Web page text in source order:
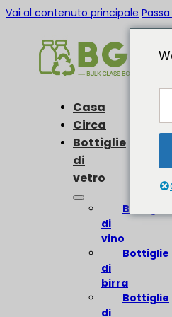
Vai al contenuto principale
Casa
Circa
Bottiglie
di
vetro
Bottiglie
di
vino
Bottiglie
di
birra
Bottiglie
di